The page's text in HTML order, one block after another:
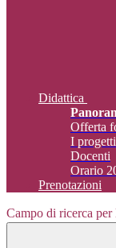
Didattica
Offerta
I
Docenti
Orario
Prenotazioni
Campo di ricerca per